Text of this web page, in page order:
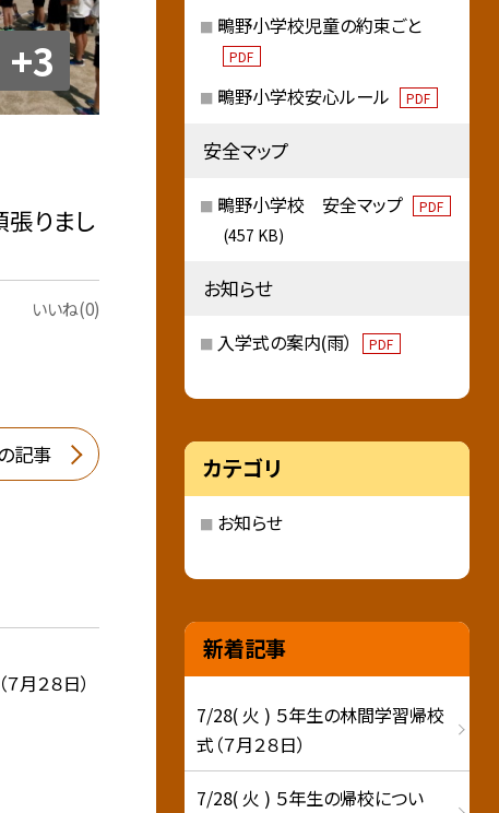
+3
りまし
いいね(0)
記事
月２８日）
鴫野小学校児童の約束ごと
PDF
鴫野小学校安心ルール PDF
安全マップ
鴫野小学校 安全マップ PDF
(457 KB)
お知らせ
入学式の案内(雨） PDF
カテゴリ
お知らせ
新着記事
7/28( 火 ) ５年生の林間学習帰校
式（７月２８日）
7/28( 火 ) ５年生の帰校につい